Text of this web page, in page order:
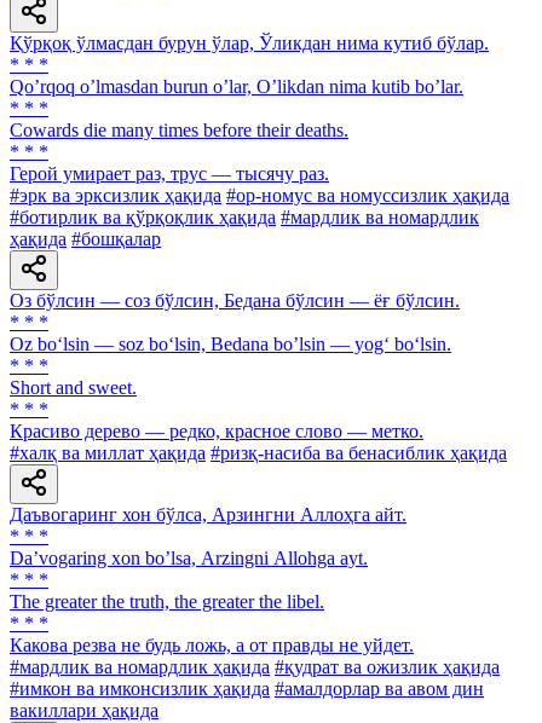
Қўрқоқ ўлмасдан бурун ўлар, Ўликдан нима кутиб бўлар.
* * *
Qoʼrqoq oʼlmasdan burun oʼlar, Oʼlikdan nima kutib boʼlar.
* * *
Cowards die many times before their deaths.
* * *
Герой умирает раз, трус — тысячу раз.
#эрк ва эрксизлик ҳақида #ор-номус ва номуссизлик ҳақида
#ботирлик ва қўрқоқлик ҳақида #мардлик ва номардлик
ҳақида #бошқалар
Оз бўлсин — соз бўлсин, Бедана бўлсин — ёғ бўлсин.
* * *
Oz bo‘lsin — soz bo‘lsin, Bedana bo’lsin — yog‘ bo‘lsin.
* * *
Short and sweet.
* * *
Красиво дерево — редко, красное слово — метко.
#халқ ва миллат ҳақида #ризқ-насиба ва бенасиблик ҳақида
Даъвогаринг хон бўлса, Арзингни Аллоҳга айт.
* * *
Daʼvogaring xon boʼlsa, Аrzingni Аllohga ayt.
* * *
The greater the truth, the greater the libel.
* * *
Какова резва не будь ложь, а от правды не уйдет.
#мардлик ва номардлик ҳақида #қудрат ва ожизлик ҳақида
#имкон ва имконсизлик ҳақида #амалдорлар ва авом дин
вакиллари ҳақида